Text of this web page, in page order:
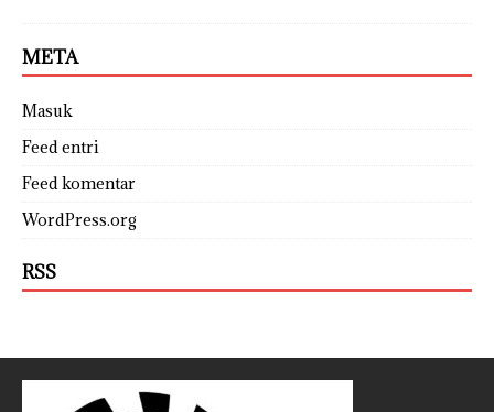
META
Masuk
Feed entri
Feed komentar
WordPress.org
RSS